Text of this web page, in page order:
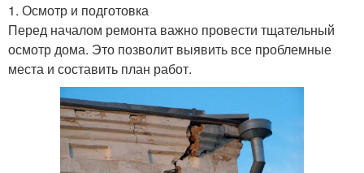
1. Осмотр и подготовка
Перед началом ремонта важно провести тщательный
осмотр дома. Это позволит выявить все проблемные
места и составить план работ.